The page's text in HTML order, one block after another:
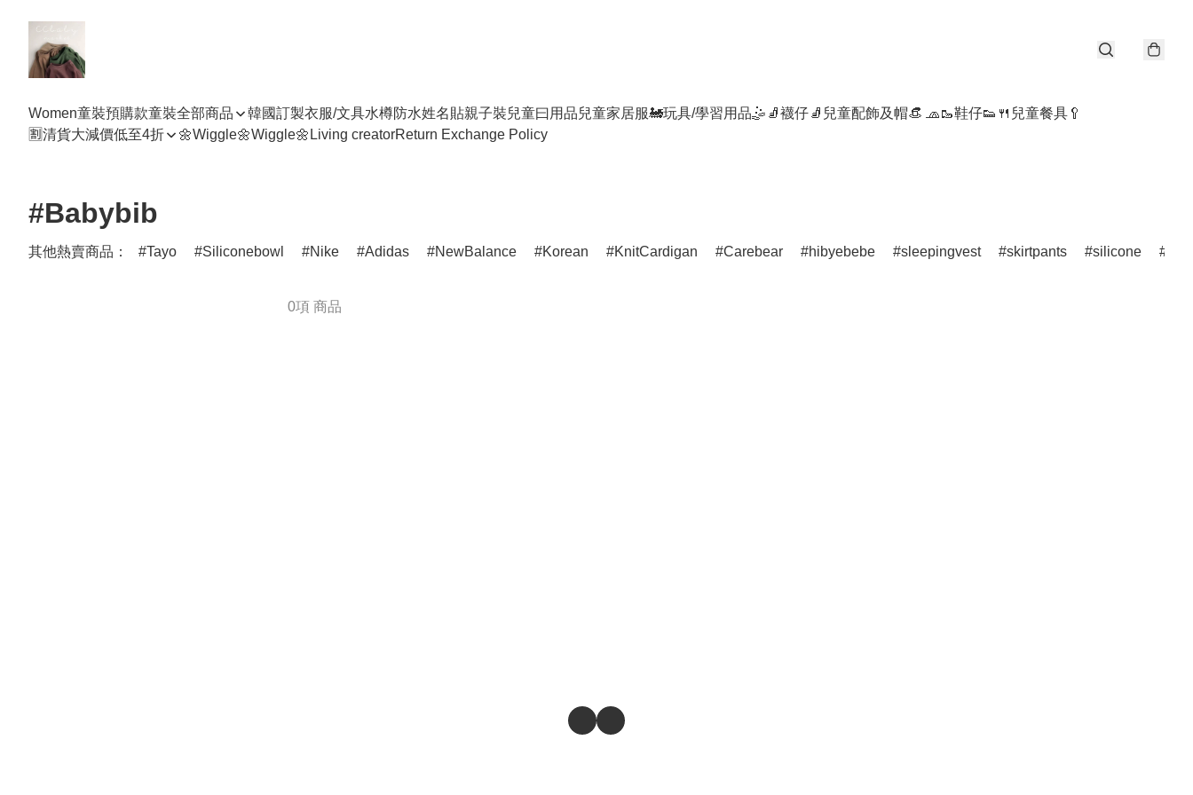
Women童裝預購款童裝全部商品 韓國訂製衣服/文具水樽防水姓名貼親子裝兒童曰用品兒童家居服🚂玩具/學習用品🤹 🧦襪仔🧦 兒童配飾及帽👒 🧢🥾鞋仔👟 🍴兒童餐具🥄
🈹清貨大減價低至4折
🌼Wiggle🌼Wiggle🌼 Living creatorReturn Exchange Policy
#Babybib
其他熱賣商品： Tayo Siliconebowl Nike Adidas NewBalance Korean KnitCardigan Carebear hibyebebe sleepingvest skirtpants silicone
0項 商品